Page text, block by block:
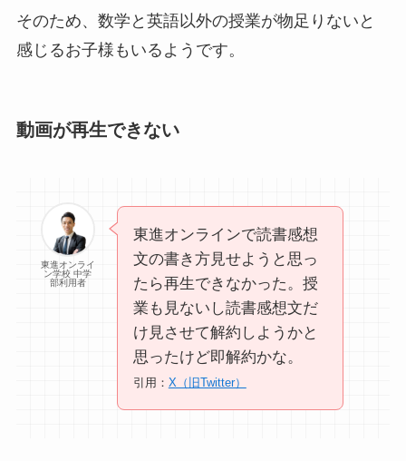
そのため、数学と英語以外の授業が物足りないと
感じるお子様もいるようです。
動画が再生できない
東進オンライ
ン学校 中学
部利用者
東進オンラインで読書感想
文の書き方見せようと思っ
たら再生できなかった。授
業も見ないし読書感想文だ
け見させて解約しようかと
思ったけど即解約かな。
引用： X（旧Twitter）